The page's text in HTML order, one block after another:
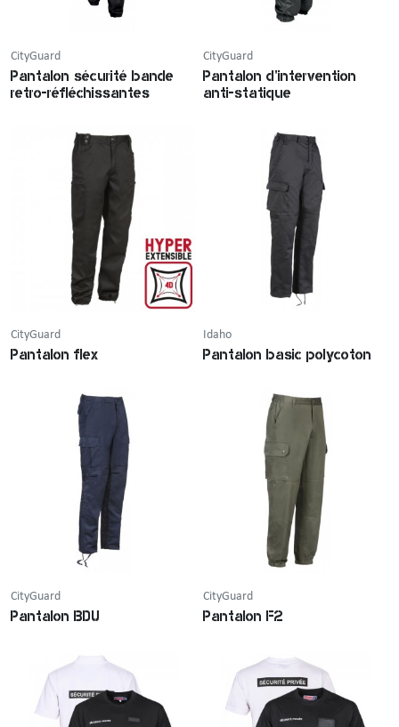
CityGuard
Pantalon sécurité bande
retro-réfléchissantes
CityGuard
Pantalon d'intervention
anti-statique
CityGuard
Pantalon flex
Idaho
Pantalon basic polycoton
CityGuard
Pantalon BDU
CityGuard
Pantalon F2